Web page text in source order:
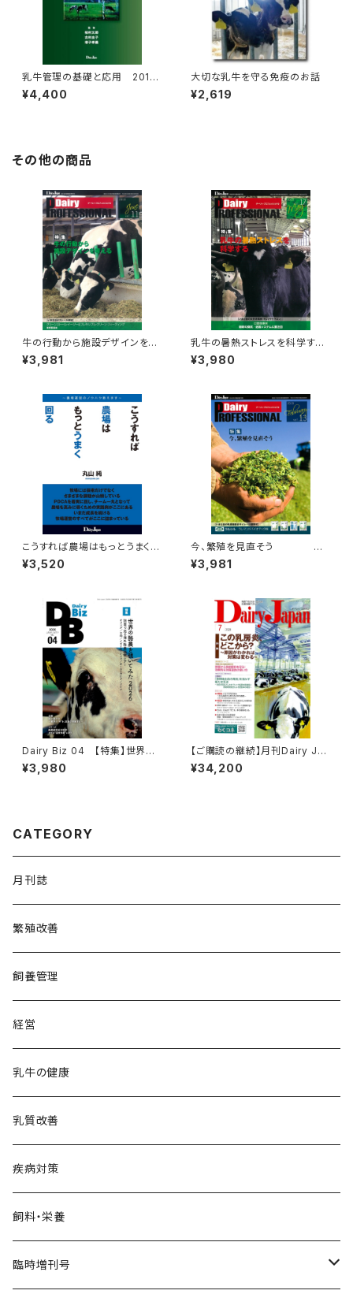
乳牛管理の基礎と応用 2012
年改訂版
¥4,400
大切な乳牛を守る免疫のお話
¥2,619
その他の商品
牛の行動から施設デザインを考
える
Dairy PROFESSIONAL V
¥3,981
乳牛の暑熱ストレスを科学す
る Dairy
PROFESSIONAL Vol.17
¥3,980
こうすれば農場はもっとうまく回
る
¥3,520
今、繁殖を見直そう
Dairy PROFESSIONA
¥3,981
Dairy Biz 04 【特集】世界の
酪農を覗いてみた2026
¥3,980
【ご購読の継続】月刊Dairy Jap
an定期購読
¥34,200
CATEGORY
月刊誌
繁殖改善
飼養管理
経営
乳牛の健康
乳質改善
疾病対策
飼料・栄養
臨時増刊号